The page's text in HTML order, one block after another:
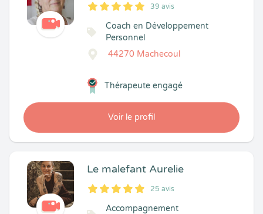
5
1
5
39 39 avis
Coach en Développement
Personnel
44270 Machecoul
Voir le profil
Thérapeute engagé
Le malefant Aurelie
5
1
5
25 25 avis
Accompagnement